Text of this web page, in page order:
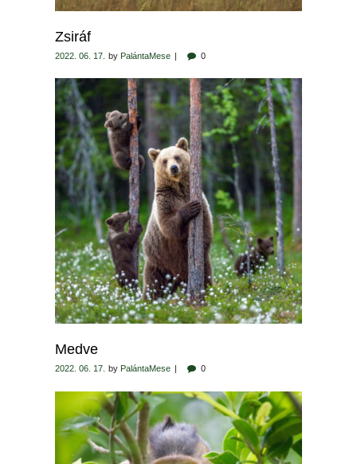
Zsiráf
2022. 06. 17. by PalántaMese 0
Medve
2022. 06. 17. by PalántaMese 0